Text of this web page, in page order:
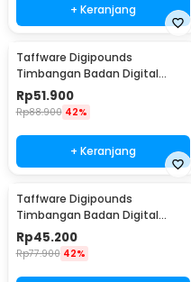
+ Keranjang
Taffware Digipounds
Timbangan Badan Digital
Scale Smart App 50g 180kg -
SH-Y01-U1
Rp51.900
Rp88.900 42%
+ Keranjang
Taffware Digipounds
Timbangan Badan Digital
Scale Rechargeable 180kg -
SC-15U
Rp45.200
Rp77.900 42%